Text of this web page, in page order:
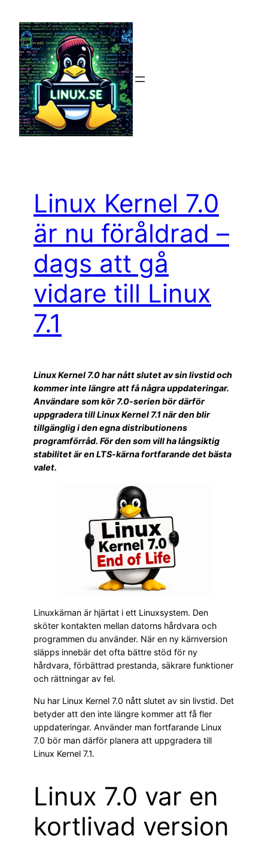
innehåll
Linux Kernel 7.0
är nu föråldrad –
dags att gå
vidare till Linux
7.1
Linux Kernel 7.0 har nått slutet av sin livstid och
kommer inte längre att få några uppdateringar.
Användare som kör 7.0-serien bör därför
uppgradera till Linux Kernel 7.1 när den blir
tillgänglig i den egna distributionens
programförråd. För den som vill ha långsiktig
stabilitet är en LTS-kärna fortfarande det bästa
valet.
Linuxkärnan är hjärtat i ett Linuxsystem. Den
sköter kontakten mellan datorns hårdvara och
programmen du använder. När en ny kärnversion
släpps innebär det ofta bättre stöd för ny
hårdvara, förbättrad prestanda, säkrare funktioner
och rättningar av fel.
Nu har Linux Kernel 7.0 nått slutet av sin livstid. Det
betyder att den inte längre kommer att få fler
uppdateringar. Använder man fortfarande Linux
7.0 bör man därför planera att uppgradera till
Linux Kernel 7.1.
Linux 7.0 var en
kortlivad version